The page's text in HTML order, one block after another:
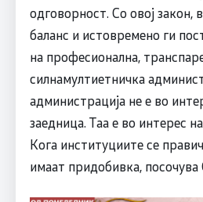
одговорност. Со овој закон,
баланс и истовремено ги
на професионална,
силнамултиетничка
администрација не е во
заедница. Таа е во интерес
Кога институциите се
имаат придобивка, посочува